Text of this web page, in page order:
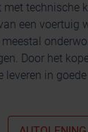
technische
een
Door het
in